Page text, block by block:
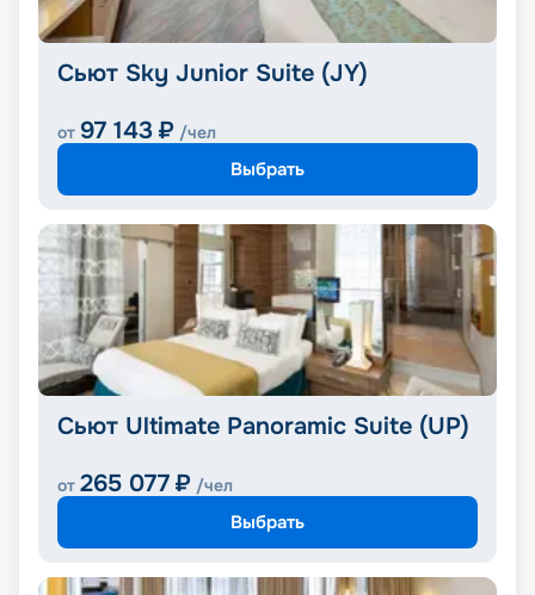
Сьют Sky Junior Suite (JY)
от 97 143 ₽ /чел
Выбрать
Сьют Ultimate Panoramic Suite (UP)
от 265 077 ₽ /чел
Выбрать